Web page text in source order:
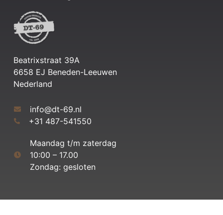
Beatrixstraat 39A
6658 EJ Beneden-Leeuwen
Nederland
info@dt-69.nl
+31 487-541550
Maandag t/m zaterdag
10:00 – 17.00
Zondag: gesloten